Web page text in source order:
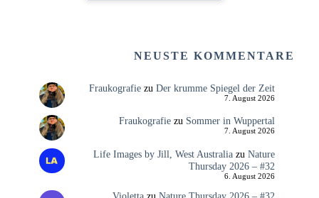
NEUSTE KOMMENTARE
Fraukografiezu Der krumme Spiegel der Zeit
7. August 2026
Fraukografiezu Sommer in Wuppertal
7. August 2026
Life Images by Jill, West Australiazu Nature
Thursday 2026 – #32
6. August 2026
Violettazu Nature Thursday 2026 – #32